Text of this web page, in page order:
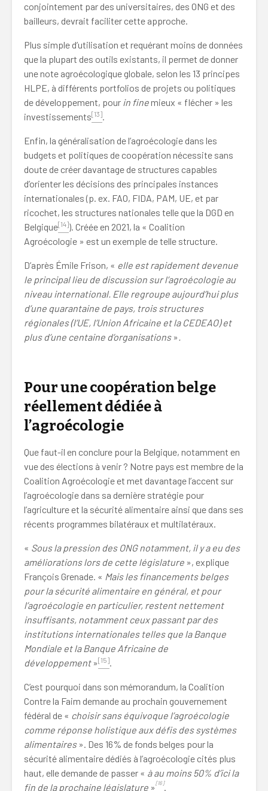
conjointement par des universitaires, des ONG et des
bailleurs, devrait faciliter cette approche.
Plus simple d’utilisation et requérant moins de données
que la plupart des outils existants, il permet de donner
une note agroécologique globale, selon les 13 principes
HLPE, à différents portfolios de projets ou politiques
de développement, pour in finemieux « flécher » les
investissements[13].
Enfin, la généralisation de l’agroécologie dans les
budgets et politiques de coopération nécessite sans
doute de créer davantage de structures capables
d’orienter les décisions des principales instances
internationales (p. ex. FAO, FIDA, PAM, UE, et par
ricochet, les structures nationales telle que la DGD en
Belgique[14]). Créée en 2021, la « Coalition
Agroécologie » est un exemple de telle structure.
D’après Émile Frison, « elle est rapidement devenue
le principal lieu de discussion sur l’agroécologie au
niveau international. Elle regroupe aujourd’hui plus
d’une quarantaine de pays, trois structures
régionales (l’UE, l’Union Africaine et la CEDEAO) et
plus d’une centaine d’organisations ».
Pour une coopération belge
réellement dédiée à
l’agroécologie
Que faut-il en conclure pour la Belgique, notamment en
vue des élections à venir ? Notre pays est membre de la
Coalition Agroécologie et met davantage l’accent sur
l’agroécologie dans sa dernière stratégie pour
l’agriculture et la sécurité alimentaire ainsi que dans ses
récents programmes bilatéraux et multilatéraux.
« Sous la pression des ONG notamment, il y a eu des
améliorations lors de cette législature », explique
François Grenade. « Mais les financements belges
pour la sécurité alimentaire en général, et pour
l’agroécologie en particulier, restent nettement
insuffisants, notamment ceux passant par des
institutions internationales telles que la Banque
Mondiale et la Banque Africaine de
développement »[15].
C’est pourquoi dans son mémorandum, la Coalition
Contre la Faim demande au prochain gouvernement
fédéral de « choisir sans équivoque l’agroécologie
comme réponse holistique aux défis des systèmes
alimentaires ». Des 16% de fonds belges pour la
sécurité alimentaire dédiés à l’agroécologie cités plus
haut, elle demande de passer « à au moins 50% d’ici la
fin de la prochaine législature »[16].